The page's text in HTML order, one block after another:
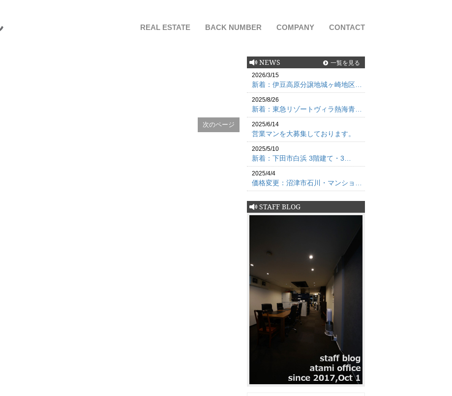
REAL ESTATE BACK NUMBER COMPANY CONTACT
次のページ
NEWS 一覧を見る
2026/3/15
新着：伊豆高原分譲地城ヶ崎地区…
2025/8/26
新着：東急リゾートヴィラ熱海青…
2025/6/14
営業マンを大募集しております。
2025/5/10
新着：下田市白浜 3階建て・3…
2025/4/4
価格変更：沼津市石川・マンショ…
STAFF BLOG